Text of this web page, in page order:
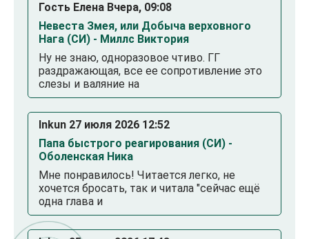
Гость Елена Вчера, 09:08
Невеста Змея, или Добыча верховного
Нага (СИ) - Миллс Виктория
Ну не знаю, одноразовое чтиво. ГГ
раздражающая, все ее сопротивление это
слезы и валяние на
Inkun 27 июля 2026 12:52
Папа быстрого реагирования (СИ) -
Оболенская Ника
Мне понравилось! Читается легко, не
хочется бросать, так и читала "сейчас ещё
одна глава и